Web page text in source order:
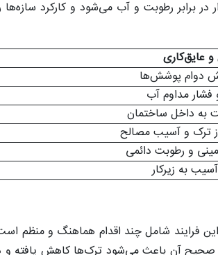
برابر رطوبت و آب می‌شود و کارکرد سازه‌ها
و عایق‌کاری
دوام پوشش‌ها
مداوم آب
به داخل ساختمان
ترک و آسیب مصالح
و رطوبت دائمی
به زیرکار
فرایند شامل چند اقدام هماهنگ و منظم
صحیح آن باعث می‌شود ترک‌ها کاهش یافته و